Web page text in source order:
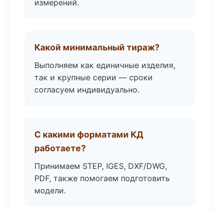
измерений.
Какой минимальный тираж?
Выполняем как единичные изделия,
так и крупные серии — сроки
согласуем индивидуально.
С какими форматами КД
работаете?
Принимаем STEP, IGES, DXF/DWG,
PDF, также помогаем подготовить
модели.